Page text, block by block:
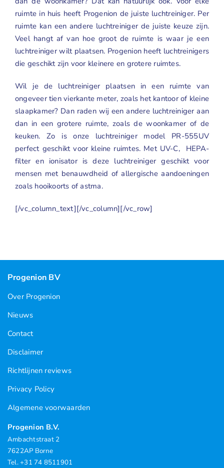
ruimte in huis heeft Progenion de juiste luchtreiniger. Per
ruimte kan een andere luchtreiniger de juiste keuze zijn.
Veel hangt af van hoe groot de ruimte is waar je een
luchtreiniger wilt plaatsen. Progenion heeft luchtreinigers
die geschikt zijn voor kleinere en grotere ruimtes.
Wil je de luchtreiniger plaatsen in een ruimte van
ongeveer tien vierkante meter, zoals het kantoor of kleine
slaapkamer? Dan raden wij een andere luchtreiniger aan
dan in een grotere ruimte, zoals de woonkamer of de
keuken. Zo is onze luchtreiniger model PR-555UV
perfect geschikt voor kleine ruimtes. Met UV-C, HEPA-
filter en ionisatoris deze luchtreiniger geschikt voor
mensen met benauwdheid of allergische aandoeningen
zoals hooikoorts ofastma.
[/vc_column_text][/vc_column][/vc_row]
Progenion BV
Over Progenion
Nieuws
Contact
Disclaimer
Richtlijnen reviews
Privacy Policy
Algemene voorwaarden
Progenion B.V.
Ambachtstraat 2
7622AP Borne
Tel. +31 74 8511901